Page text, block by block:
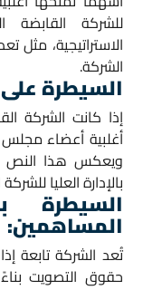
للشركة القابضة
الاستراتيجية، مثل
الشركة.
السيطرة
إذا كانت الشركة
أغلبية أعضاء مجلس
ويعكس هذا النص
بالإدارة العليا
السيطرة
المساهمين:
تُعد الشركة تابعة
حقوق التصويت